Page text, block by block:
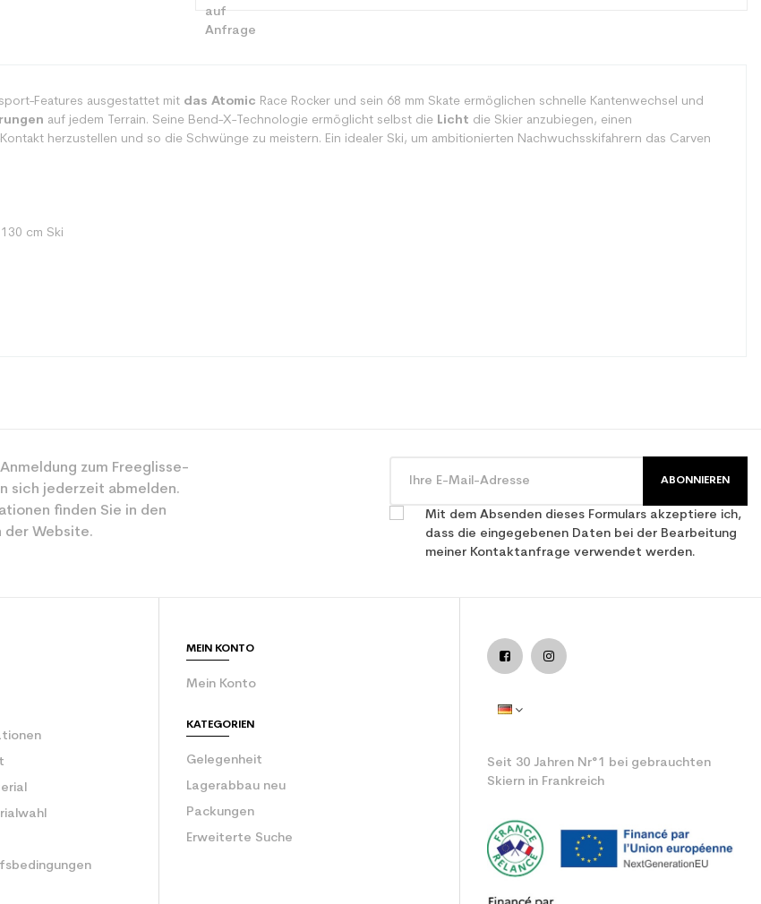
Features ausgestattet mit das Atomic Race Rocker und sein 68 mm Skate ermöglichen schnelle Kantenwechsel und
auf jedem Terrain. Seine Bend-X-Technologie ermöglicht selbst die Licht die Skier anzubiegen, einen
herzustellen und so die Schwünge zu meistern. Ein idealer Ski, um ambitionierten Nachwuchsskifahrern das Carven
cm Ski
zum Freeglisse-
sich jederzeit abmelden.
finden Sie in den
der Website.
ABONNIEREN
Mit dem Absenden dieses Formulars akzeptiere ich,
dass die eingegebenen Daten bei der Bearbeitung
meiner Kontaktanfrage verwendet werden.
MEIN KONTO
Mein Konto
KATEGORIEN
Gelegenheit
Lagerabbau neu
Packungen
Erweiterte Suche
Seit 30 Jahren Nr°1 bei gebrauchten
Skiern in Frankreich